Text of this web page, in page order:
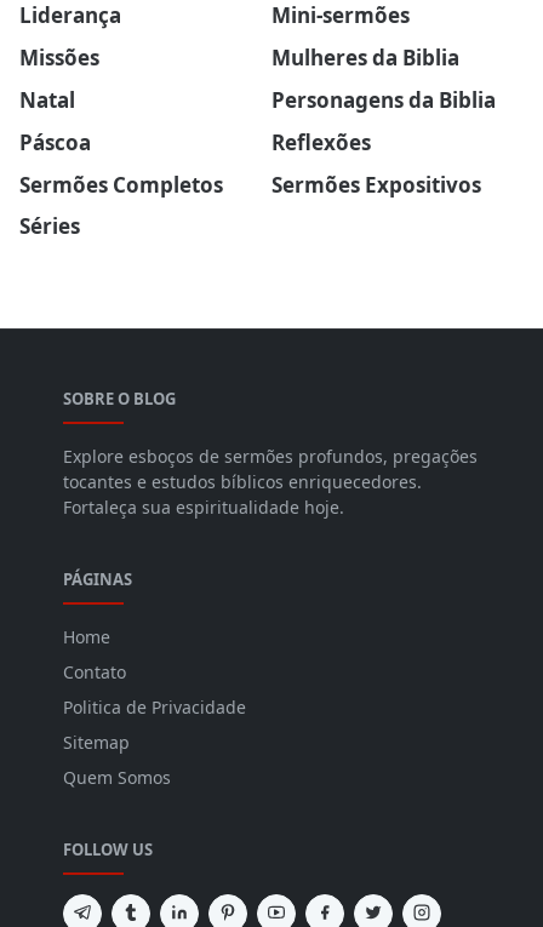
Liderança
Mini-sermões
Missões
Mulheres da Biblia
Natal
Personagens da Biblia
Páscoa
Reflexões
Sermões Completos
Sermões Expositivos
Séries
SOBRE O BLOG
Explore esboços de sermões profundos, pregações
tocantes e estudos bíblicos enriquecedores.
Fortaleça sua espiritualidade hoje.
PÁGINAS
Home
Contato
Politica de Privacidade
Sitemap
Quem Somos
FOLLOW US